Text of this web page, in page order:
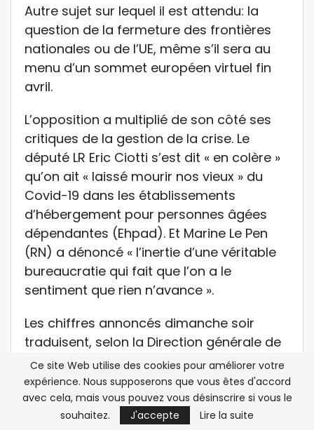
Autre sujet sur lequel il est attendu: la
question de la fermeture des frontières
nationales ou de l’UE, même s’il sera au
menu d’un sommet européen virtuel fin
avril.
L’opposition a multiplié de son côté ses
critiques de la gestion de la crise. Le
député LR Eric Ciotti s’est dit « en colère »
qu’on ait « laissé mourir nos vieux » du
Covid-19 dans les établissements
d’hébergement pour personnes âgées
dépendantes (Ehpad). Et Marine Le Pen
(RN) a dénoncé « l’inertie d’une véritable
bureaucratie qui fait que l’on a le
sentiment que rien n’avance ».
Les chiffres annoncés dimanche soir
traduisent, selon la Direction générale de
la Santé, « l’amorce d’un très haut
plateau ».
« L’épidémie se poursuit dans notre pays
Ce site Web utilise des cookies pour améliorer votre
expérience. Nous supposerons que vous êtes d'accord
avec cela, mais vous pouvez vous désinscrire si vous le
souhaitez.
J'accepte Lire la suite